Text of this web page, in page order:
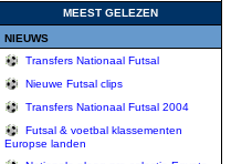
MEEST GELEZEN
NIEUWS
Transfers Nationaal Futsal
Nieuwe Futsal clips
Transfers Nationaal Futsal 2004
Futsal & voetbal klassementen
Europse landen